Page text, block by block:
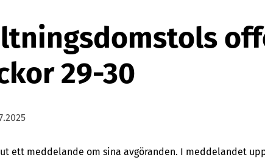
29-30
ett meddelande om sina avgöranden. I meddelandet